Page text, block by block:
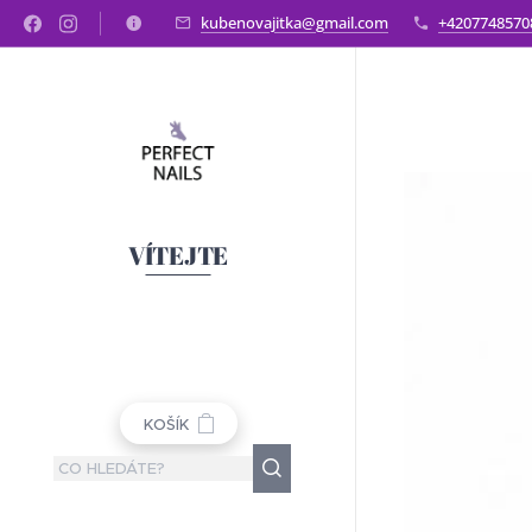
kubenovajitka@gmail.com
VÍTEJTE
KOŠÍK